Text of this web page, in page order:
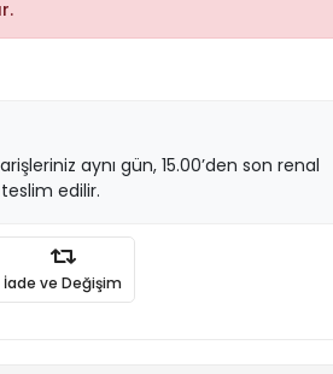
aynı gün, 15.00’den son renal
edilir.
İade ve Değişim